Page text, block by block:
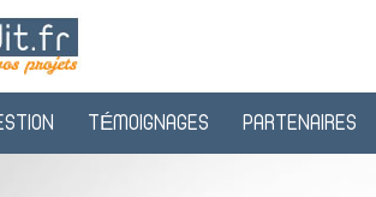
TÉMOIGNAGES PARTENAIRES